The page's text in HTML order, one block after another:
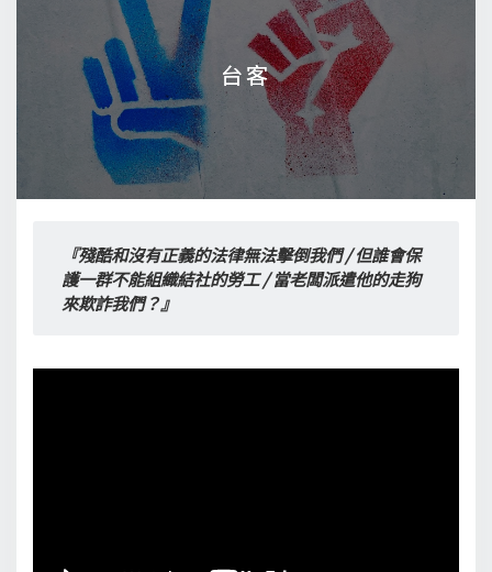
台客
台客
『殘酷和沒有正義的法律無法擊倒我們 / 但誰會保
護一群不能組織結社的勞工 / 當老闆派遣他的走狗
來欺詐我們？』